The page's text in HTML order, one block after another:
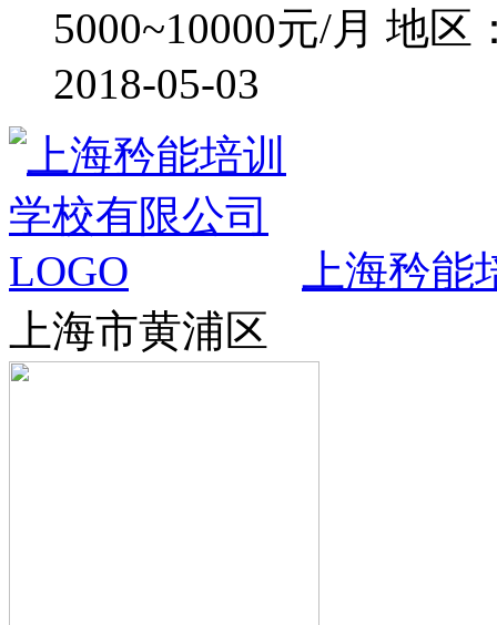
5000~10000元/月 地区
2018-05-03
上海矜
上海市黄浦区